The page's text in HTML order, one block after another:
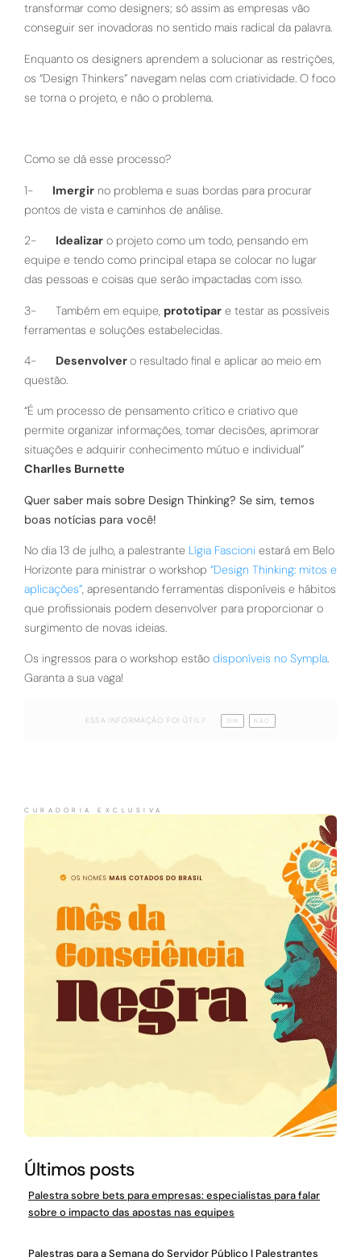
transformar como designers; só assim as empresas vão
conseguir ser inovadoras no sentido mais radical da palavra.
Enquanto os designers aprendem a solucionar as restrições,
os “Design Thinkers” navegam nelas com criatividade. O foco
se torna o projeto, e não o problema.
Como se dá esse processo?
1- Imergir no problema e suas bordas para procurar
pontos de vista e caminhos de análise.
2- Idealizar o projeto como um todo, pensando em
equipe e tendo como principal etapa se colocar no lugar
das pessoas e coisas que serão impactadas com isso.
3- Também em equipe, prototipar e testar as possíveis
ferramentas e soluções estabelecidas.
4- Desenvolvero resultado final e aplicar ao meio em
questão.
“É um processo de pensamento crítico e criativo que
permite organizar informações, tomar decisões, aprimorar
situações e adquirir conhecimento mútuo e individual”
Charlles Burnette
Quer saber mais sobre Design Thinking? Se sim, temos
boas notícias para você!
No dia 13 de julho, a palestrante Lígia Fascioni estará em Belo
Horizonte para ministrar o workshop “Design Thinking: mitos e
aplicações”, apresentando ferramentas disponíveis e hábitos
que profissionais podem desenvolver para proporcionar o
surgimento de novas ideias.
Os ingressos para o workshop estão disponíveis no Sympla.
Garanta a sua vaga!
ESSA INFORMAÇÃO FOI ÚTIL? SIM NÃO
CURADORIA EXCLUSIVA
Últimos posts
Palestra sobre bets para empresas: especialistas para falar
sobre o impacto das apostas nas equipes
Palestras para a Semana do Servidor Público | Palestrantes